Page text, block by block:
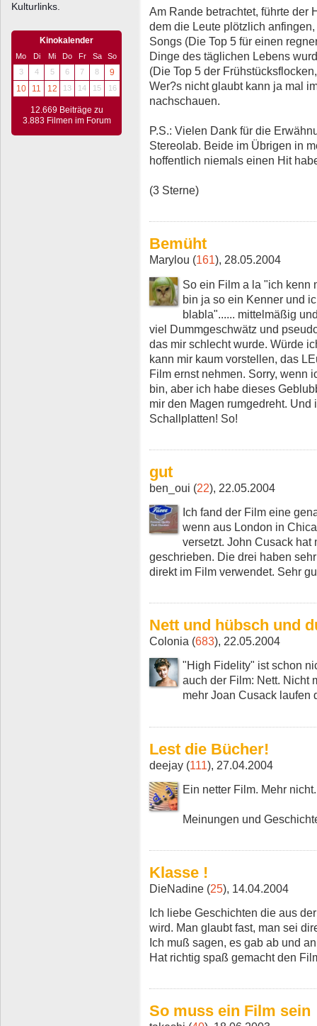
Kulturlinks.
Kinokalender
Mo Di Mi Do Fr Sa
So
3
4 5 6 7 8
9
10
11 12 13 14 15 16
12.669 Beiträge zu
3.883 Filmen im Forum
Am Rande betrachtet, führte der
dem die Leute plötzlich
Songs (Die Top 5 für einen
Dinge des täglichen Lebens
(Die Top 5 der
Wer?s nicht glaubt kann ja mal
nachschauen.
P.S.: Vielen Dank für die
Stereolab. Beide im Übrigen in
hoffentlich niemals einen Hit
(3 Sterne)
Bemüht
Marylou (161), 28.05.2004
So ein Film a la "ich kenn
bin ja so ein Kenner und
blabla"...... mittelmäßig
viel Dummgeschwätz und
das mir schlecht wurde. Würde
kann mir kaum vorstellen, das
Film ernst nehmen. Sorry, wenn
bin, aber ich habe dieses
mir den Magen rumgedreht.
Schallplatten! So!
gut
ben_oui (22), 22.05.2004
Ich fand der Film eine
wenn aus London in
versetzt. John Cusack
geschrieben. Die drei haben
direkt im Film verwendet. Sehr
Nett und hübsch und
Colonia (683), 22.05.2004
"High Fidelity" ist schon
auch der Film: Nett. Nicht
mehr Joan Cusack laufen
Lest die Bücher!
deejay (111), 27.04.2004
Ein netter Film. Mehr nicht.
Meinungen und
Klasse !
DieNadine (25), 14.04.2004
Ich liebe Geschichten die aus
wird. Man glaubt fast, man sei
Ich muß sagen, es gab ab und
Hat richtig spaß gemacht den
So muss ein Film sein